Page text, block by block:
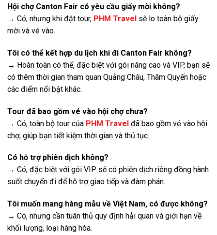
Hội chợ Canton Fair có yêu cầu giấy mời không?
→ Có, nhưng khi đặt tour, PHM Travel sẽ lo toàn bộ giấy
mời và vé vào.
Tôi có thể kết hợp du lịch khi đi Canton Fair không?
→ Hoàn toàn có thể, đặc biệt với gói nâng cao và VIP, bạn sẽ
có thêm thời gian tham quan Quảng Châu, Thâm Quyến hoặc
các điểm nổi bật khác.
Tour đã bao gồm vé vào hội chợ chưa?
→ Có, toàn bộ tour của PHM Travel đã bao gồm vé vào hội
chợ, giúp bạn tiết kiệm thời gian và thủ tục.
Có hỗ trợ phiên dịch không?
→ Có, đặc biệt với gói VIP sẽ có phiên dịch riêng đồng hành
suốt chuyến đi để hỗ trợ giao tiếp và đàm phán.
Tôi muốn mang hàng mẫu về Việt Nam, có được không?
→ Có, nhưng cần tuân thủ quy định hải quan và giới hạn về
khối lượng, loại hàng hóa.